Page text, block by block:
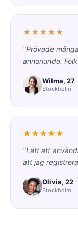
★★★★★
"Prövade
annorlunda.
Wilma, 27
Stockholm
★★★★★
"Lätt att
att jag
Olivia, 22
Stockholm